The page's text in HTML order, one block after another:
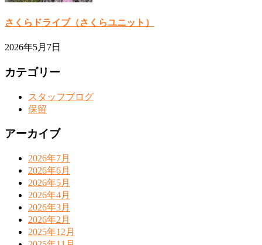
さくらドライブ（さくらユニット）
2026年5月7日
カテゴリー
スタッフブログ
保留
アーカイブ
2026年7月
2026年6月
2026年5月
2026年4月
2026年3月
2026年2月
2025年12月